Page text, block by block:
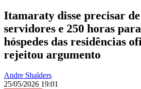
Itamaraty disse precisar
servidores e 250 horas
hóspedes das residências
rejeitou argumento
Andre Shalders
25/05/2026 19:01